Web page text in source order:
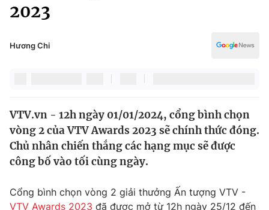
Xã hội
Pháp luật
Thế giới
Tin tức
Thế giới đó đây
Câu chuyện quốc tế
Kinh tế
Thị trường
Dữ liệu và đời sống
Văn hóa - Giải trí
Y tế
2023
Hương Chi
VTV.vn - 12h ngày 01/01/2024, cổng bình chọn
vòng 2 của VTV Awards 2023 sẽ chính thức đóng.
Chủ nhân chiến thắng các hạng mục sẽ được
công bố vào tối cùng ngày.
Cổng bình chọn vòng 2 giải thưởng Ấn tượng VTV -
VTV Awards 2023 đã được mở từ 12h ngày 25/12 đến